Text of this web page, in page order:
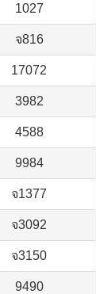
1027
จ816
17072
3982
4588
9984
จ1377
จ3092
จ3150
9490